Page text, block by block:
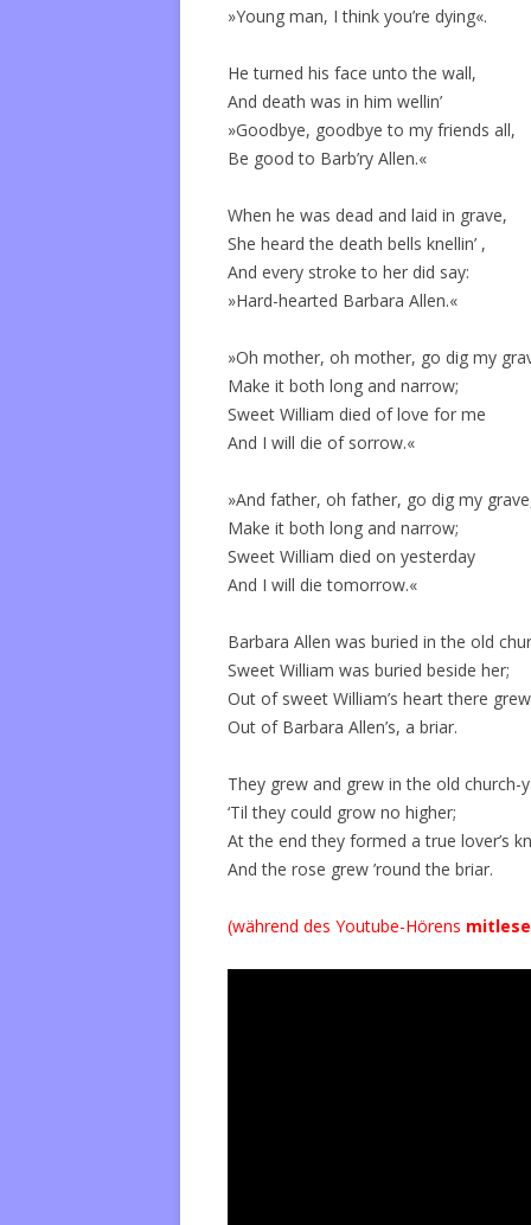
»Young man, I think you’re dying«.
He turned his face unto the wall,
And death was in him wellin’
»Goodbye, goodbye to my friends all,
Be good to Barb’ry Allen.«
When he was dead and laid in grave,
She heard the death bells knellin’ ,
And every stroke to her did say:
»Hard-hearted Barbara Allen.«
»Oh mother, oh mother, go dig my
Make it both long and narrow;
Sweet William died of love for me
And I will die of sorrow.«
»And father, oh father, go dig my
Make it both long and narrow;
Sweet William died on yesterday
And I will die tomorrow.«
Barbara Allen was buried in the old
Sweet William was buried beside her;
Out of sweet William’s heart there
Out of Barbara Allen’s, a briar.
They grew and grew in the old church-
‘Til they could grow no higher;
At the end they formed a true lover’s
And the rose grew ’round the briar.
(während des Youtube-Hörens